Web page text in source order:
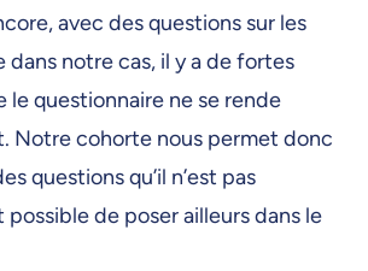
avec des questions sur les
dans notre cas, il y a de fortes
le questionnaire ne se rende
Notre cohorte nous permet donc
questions qu’il n’est pas
possible de poser ailleurs dans le